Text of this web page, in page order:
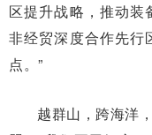
区提升战略，推动装
非经贸深度合作先行
点。”
越群山，跨海洋